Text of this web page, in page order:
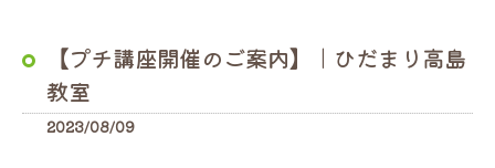
【プチ講座開催のご案内】｜ひだまり高島
教室
2023/08/09